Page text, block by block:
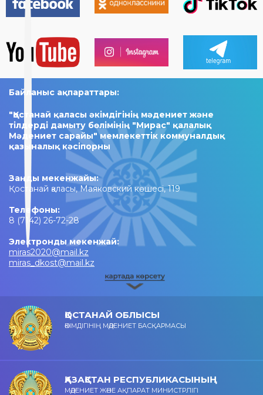
Байланыс ақпараттары:
"Қостанай қаласы әкімдігінің мәдениет және
тілдерді дамыту бөлімінің "Мирас" қалалық
Мәдениет сарайы" мемлекеттік коммуналдық
қазыналық кәсіпорны
Заңды мекенжайы:
Қостанай қаласы, Маяковский көшесі, 119
Телефоны:
8 (7142) 26-72-28
Электронды мекенжай:
miras2020@mail.kz
miras_dkost@mail.kz
ҚОСТАНАЙ ОБЛЫСЫ
ӘКІМДІГІНІҢ МӘДЕНИЕТ БАСҚАРМАСЫ
ҚАЗАҚСТАН РЕСПУБЛИКАСЫНЫҢ
МӘДЕНИЕТ ЖӘНЕ АҚПАРАТ МИНИСТРЛІГІ